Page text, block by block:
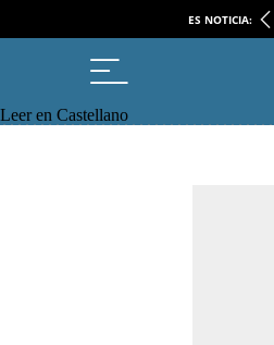
ES NOTICIA:
Leer en Castellano